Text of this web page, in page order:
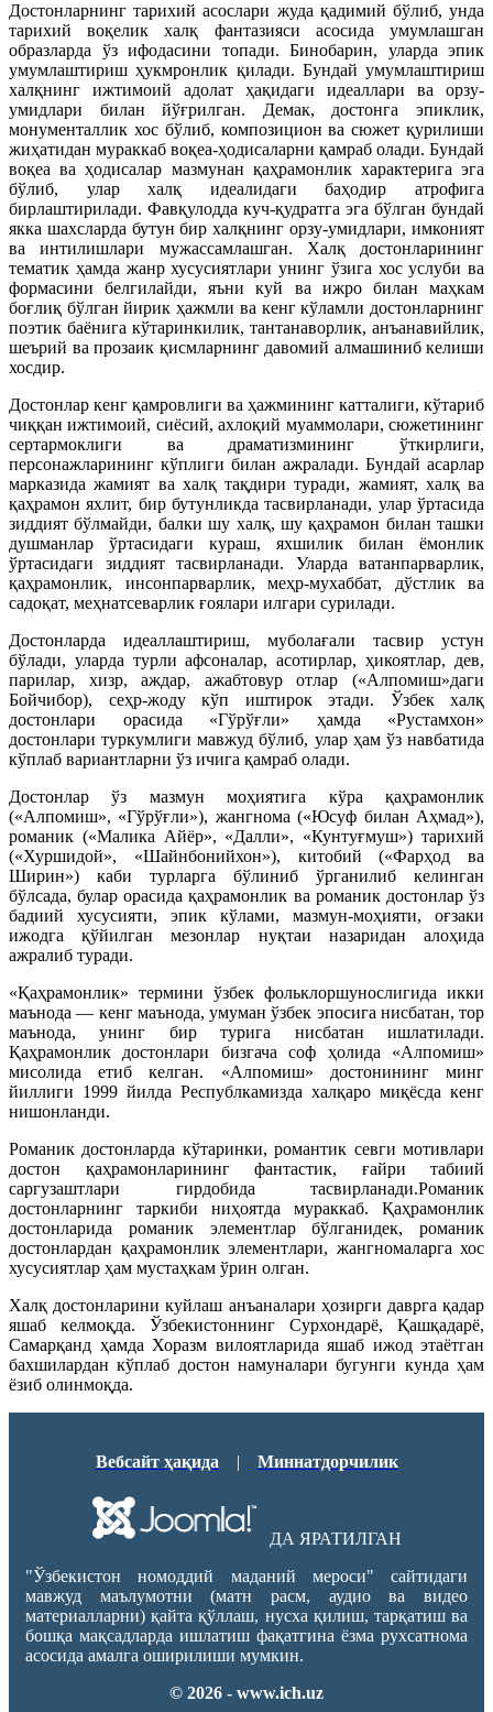
Достонларнинг тарихий асослари жуда қадимий бўлиб, унда
тарихий воқелик халқ фантазияси асосида умумлашган
образларда ўз ифодасини топади. Бинобарин, уларда эпик
умумлаштириш ҳукмронлик қилади. Бундай умумлаштириш
халқнинг ижтимоий адолат ҳақидаги идеаллари ва орзу-
умидлари билан йўғрилган. Демак, достонга эпиклик,
монументаллик хос бўлиб, композицион ва сюжет қурилиши
жиҳатидан мураккаб воқеа-ҳодисаларни қамраб олади. Бундай
воқеа ва ҳодисалар мазмунан қаҳрамонлик характерига эга
бўлиб, улар халқ идеалидаги баҳодир атрофига
бирлаштирилади. Фавқулодда куч-қудратга эга бўлган бундай
якка шахсларда бутун бир халқнинг орзу-умидлари, имконият
ва интилишлари мужассамлашган. Халқ достонларининг
тематик ҳамда жанр хусусиятлари унинг ўзига хос услуби ва
формасини белгилайди, яъни куй ва ижро билан маҳкам
боғлиқ бўлган йирик ҳажмли ва кенг кўламли достонларнинг
поэтик баёнига кўтаринкилик, тантанаворлик, анъанавийлик,
шеърий ва прозаик қисмларнинг давомий алмашиниб келиши
хосдир.
Достонлар кенг қамровлиги ва ҳажмининг катталиги, кўтариб
чиққан ижтимоий, сиёсий, ахлоқий муаммолари, сюжетининг
сертармоклиги ва драматизмининг ўткирлиги,
персонажларининг кўплиги билан ажралади. Бундай асарлар
марказида жамият ва халқ тақдири туради, жамият, халқ ва
қаҳрамон яхлит, бир бутунликда тасвирланади, улар ўртасида
зиддият бўлмайди, балки шу халқ, шу қаҳрамон билан ташки
душманлар ўртасидаги кураш, яхшилик билан ёмонлик
ўртасидаги зиддият тасвирланади. Уларда ватанпарварлик,
қаҳрамонлик, инсонпарварлик, меҳр-мухаббат, дўстлик ва
садоқат, меҳнатсеварлик ғоялари илгари сурилади.
Достонларда идеаллаштириш, муболағали тасвир устун
бўлади, уларда турли афсоналар, асотирлар, ҳикоятлар, дев,
парилар, хизр, аждар, ажабтовур отлар («Алпомиш»даги
Бойчибор), сеҳр-жоду кўп иштирок этади. Ўзбек халқ
достонлари орасида «Гўрўғли» ҳамда «Рустамхон»
достонлари туркумлиги мавжуд бўлиб, улар ҳам ўз навбатида
кўплаб вариантларни ўз ичига қамраб олади.
Достонлар ўз мазмун моҳиятига кўра қаҳрамонлик
(«Алпомиш», «Гўрўғли»), жангнома («Юсуф билан Аҳмад»),
романик («Малика Айёр», «Далли», «Кунтуғмуш») тарихий
(«Хуршидой», «Шайнбонийхон»), китобий («Фарҳод ва
Ширин») каби турларга бўлиниб ўрганилиб келинган
бўлсада, булар орасида қаҳрамонлик ва романик достонлар ўз
бадиий хусусияти, эпик кўлами, мазмун-моҳияти, оғзаки
ижодга қўйилган мезонлар нуқтаи назаридан алоҳида
ажралиб туради.
«Қаҳрамонлик» термини ўзбек фольклоршунослигида икки
маънода — кенг маънода, умуман ўзбек эпосига нисбатан, тор
маънода, унинг бир турига нисбатан ишлатилади.
Қаҳрамонлик достонлари бизгача соф ҳолида «Алпомиш»
мисолида етиб келган. «Алпомиш» достонининг минг
йиллиги 1999 йилда Республкамизда халқаро миқёсда кенг
нишонланди.
Романик достонларда кўтаринки, романтик севги мотивлари
достон қаҳрамонларининг фантастик, ғайри табиий
саргузаштлари гирдобида тасвирланади.Романик
достонларнинг таркиби ниҳоятда мураккаб. Қаҳрамонлик
достонларида романик элементлар бўлганидек, романик
достонлардан қаҳрамонлик элементлари, жангномаларга хос
хусусиятлар ҳам мустаҳкам ўрин олган.
Халқ достонларини куйлаш анъаналари ҳозирги даврга қадар
яшаб келмоқда. Ўзбекистоннинг Сурхондарё, Қашқадарё,
Самарқанд ҳамда Хоразм вилоятларида яшаб ижод этаётган
бахшилардан кўплаб достон намуналари бугунги кунда ҳам
ёзиб олинмоқда.
Вебсайт ҳақида | Миннатдорчилик
ДА ЯРАТИЛГАН
"Ўзбекистон номоддий маданий мероси" сайтидаги
мавжуд маълумотни (матн расм, аудио ва видео
материалларни) қайта қўллаш, нусха қилиш, тарқатиш ва
бошқа мақсадларда ишлатиш фақатгина ёзма рухсатнома
асосида амалга оширилиши мумкин.
© 2026 - www.ich.uz